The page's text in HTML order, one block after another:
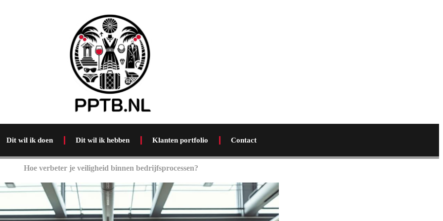
Dit wil ik doen Dit wil ik hebben Klanten portfolio Contact
Hoe verbeter je veiligheid binnen bedrijfsprocessen?